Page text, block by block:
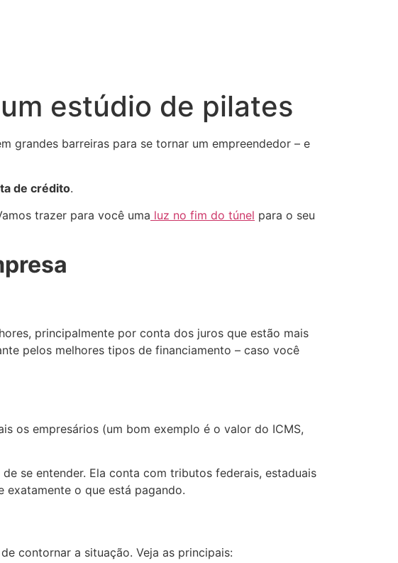
estúdio de pilates
grandes barreiras para se tornar um empreendedor – e
de crédito.
trazer para você uma luz no fim do túnel para o seu
principalmente por conta dos juros que estão mais
pelos melhores tipos de financiamento – caso você
os empresários (um bom exemplo é o valor do ICMS,
se entender. Ela conta com tributos federais, estaduais
exatamente o que está pagando.
contornar a situação. Veja as principais: